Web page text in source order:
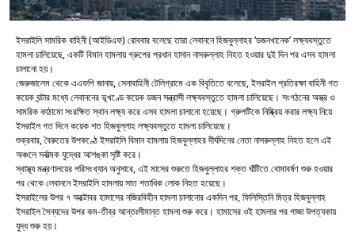
ইসরাইলি সামরিক বাহিনী (আইডিএফ) রোববার বলেছে তারা লেবাননে হিজবুল্লাহর ‘ডজনখানেক’ লক্ষ্যবস্তুতে
হামলা চালিয়েছে, একটি বিমান হামলায় গ্রুপের প্রধান হাসান নাসরুল্লাহ নিহত হওয়ার দুই দিন পর এসব হামলা
চালানো হয়।
জেরুজালেম থেকে এএফপি জানায়, সেনাবাহিনী টেলিগ্রামে এক বিবৃতিতে বলেছে, ইসরাইল প্রতিরক্ষা বাহিনী গত
কয়েক ঘন্টার মধ্যে লেবাননের ভূখণ্ডে কয়েক ডজন সন্ত্রাসী লক্ষ্যবস্তুতে হামলা চালিয়েছে। সংগঠনের অস্ত্র ও
সামরিক কাঠামো সংরক্ষিত স্থান লক্ষ্য করে এসব হামলা চালানো হয়েছে। গ্রুপটিকে নিষ্ক্রিয় করার লক্ষ্য নিয়ে
ইসরাইল গত দিনে কয়েক শত হিজবুল্লাহ লক্ষ্যবস্তুতে হামলা চালিয়েছে।
শুক্রবার, বৈরুতের উপকণ্ঠে ইসরাইলি বিমান হামলায় হিজবুল্লাহর দীর্ঘদিনের নেতা নাসরুল্লাহ নিহত হলে এই
অঞ্চলে সর্বাত্মক যুদ্ধের আশঙ্কা সৃষ্টি করে।
স্বাস্থ্য মন্ত্রণালয়ের পরিসংখ্যান অনুসারে, এই মাসের শুরুতে হিজবুল্লাহর শক্ত ঘাঁটিতে বোমাবর্ষণ শুরু হওয়ার
পর থেকে লেবাননে ইসরাইলি হামলায় সাত শতাধিক লোক নিহত হয়েছে।
ইসরাইলের উপর ৭ অক্টোবর হামাসের নজিরবিহীন হামলা চালানোর একদিন পর, ফিলিস্তিনি মিত্র হিজবুল্লাহ
ইসরাইল সৈন্যদের উপর কম-তীব্র আন্তঃসীমান্ত হামলা শুরু করে। হামাসের ওই হামলার পর গাজা উপত্যকায়
যুদ্ধ শুরু হয়।